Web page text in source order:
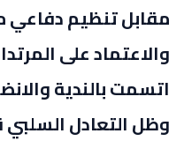
مقابل تنظيم دفاعي
والاعتماد على
اتسمت بالندية
وظل التعادل السلبي